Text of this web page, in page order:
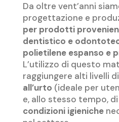
Da oltre vent’anni
progettazione e
per prodotti
dentistico e
polietilene espanso e
L’utilizzo di questo
raggiungere alti livelli di
all’urto (ideale per
e, allo stesso tempo,
condizioni igieniche